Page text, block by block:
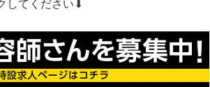
してください⬇︎